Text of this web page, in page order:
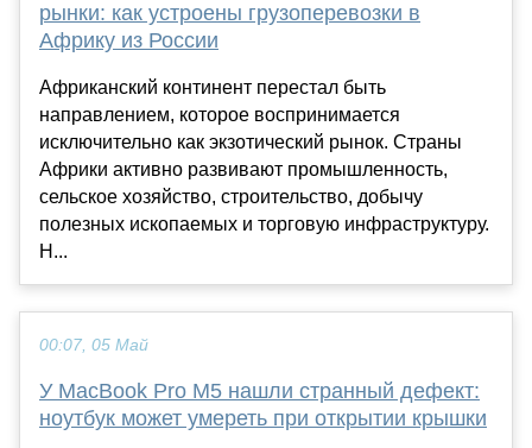
рынки: как устроены грузоперевозки в
Африку из России
Африканский континент перестал быть
направлением, которое воспринимается
исключительно как экзотический рынок. Страны
Африки активно развивают промышленность,
сельское хозяйство, строительство, добычу
полезных ископаемых и торговую инфраструктуру.
Н...
00:07, 05 Май
У MacBook Pro M5 нашли странный дефект:
ноутбук может умереть при открытии крышки